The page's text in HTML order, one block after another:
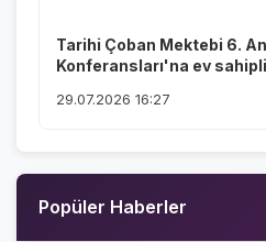
Tarihi Çoban Mektebi 6.
Konferansları'na ev
29.07.2026 16:27
Popüler Haberler